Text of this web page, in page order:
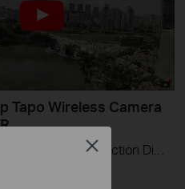
Tapo Wireless Camera
Close